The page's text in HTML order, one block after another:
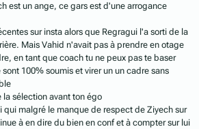
est un ange, ce gars est d'une arrogance
sur insta alors que Regragui l'a sorti de la
Mais Vahid n'avait pas à prendre en otage
en tant que coach tu ne peux pas te baser
100% soumis et virer un un cadre sans
la sélection avant ton égo
qui malgré le manque de respect de Ziyech sur
à en dire du bien en conf et à compter sur lui